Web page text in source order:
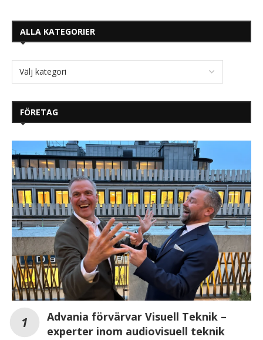
ALLA KATEGORIER
FÖRETAG
Advania förvärvar Visuell Teknik –
experter inom audiovisuell teknik